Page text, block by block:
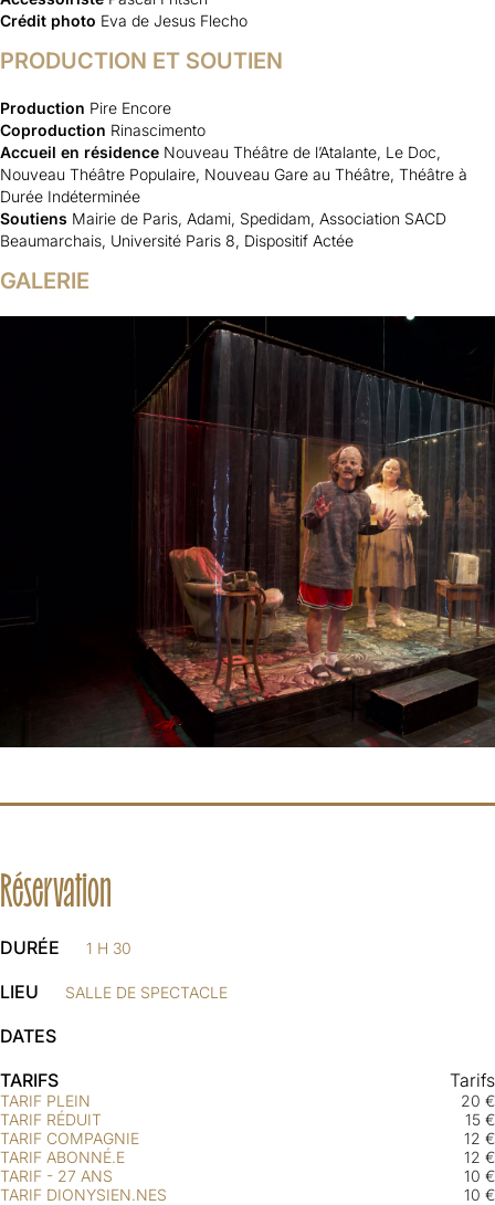
Crédit photo Eva de Jesus Flecho
PRODUCTION ET SOUTIEN
Production Pire Encore
Coproduction Rinascimento
Accueil en résidence Nouveau Théâtre de l’Atalante, Le Doc,
Nouveau Théâtre Populaire, Nouveau Gare au Théâtre, Théâtre à
Durée Indéterminée
Soutiens Mairie de Paris, Adami, Spedidam, Association SACD
Beaumarchais, Université Paris 8, Dispositif Actée
GALERIE
Réservation
DURÉE 1 H 30
LIEU SALLE DE SPECTACLE
DATES
TARIFS
Tarifs
TARIF PLEIN
20 €
TARIF RÉDUIT
15 €
TARIF COMPAGNIE
12 €
TARIF ABONNÉ.E
12 €
TARIF - 27 ANS
10 €
TARIF DIONYSIEN.NES
10 €